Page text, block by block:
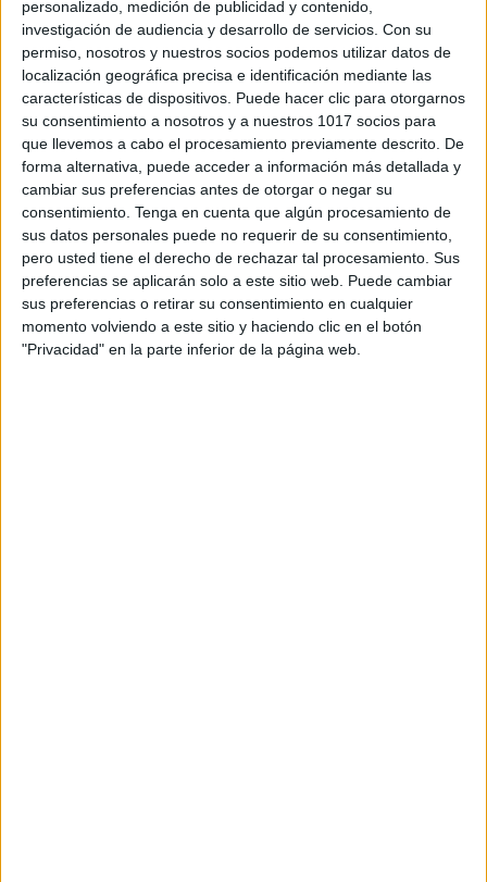
personalizado, medición de publicidad y contenido,
investigación de audiencia y desarrollo de servicios. Con su
permiso, nosotros y nuestros socios podemos utilizar datos de
localización geográfica precisa e identificación mediante las
características de dispositivos. Puede hacer clic para otorgarnos
su consentimiento a nosotros y a nuestros 1017 socios para
que llevemos a cabo el procesamiento previamente descrito. De
forma alternativa, puede acceder a información más detallada y
cambiar sus preferencias antes de otorgar o negar su
consentimiento. Tenga en cuenta que algún procesamiento de
sus datos personales puede no requerir de su consentimiento,
pero usted tiene el derecho de rechazar tal procesamiento. Sus
preferencias se aplicarán solo a este sitio web. Puede cambiar
sus preferencias o retirar su consentimiento en cualquier
momento volviendo a este sitio y haciendo clic en el botón
"Privacidad" en la parte inferior de la página web.
24 septiembre, 2020byMaría
Dejar un
comentario
Una serie verbal es
un conjunto de
palabras que se
relacionan entre sí
porque pertenecen
al mismo campo
semántico. En la
siguiente
actividad, los
alumnos deben